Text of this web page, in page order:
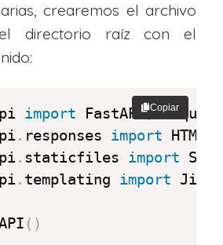
crearemos el archivo
directorio raíz con el
import FastAPI,
. responses import
. staticfiles import
. templating import
( )
Copiar